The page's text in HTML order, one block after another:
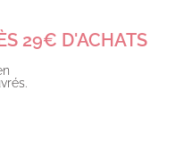
29€ D'ACHATS​